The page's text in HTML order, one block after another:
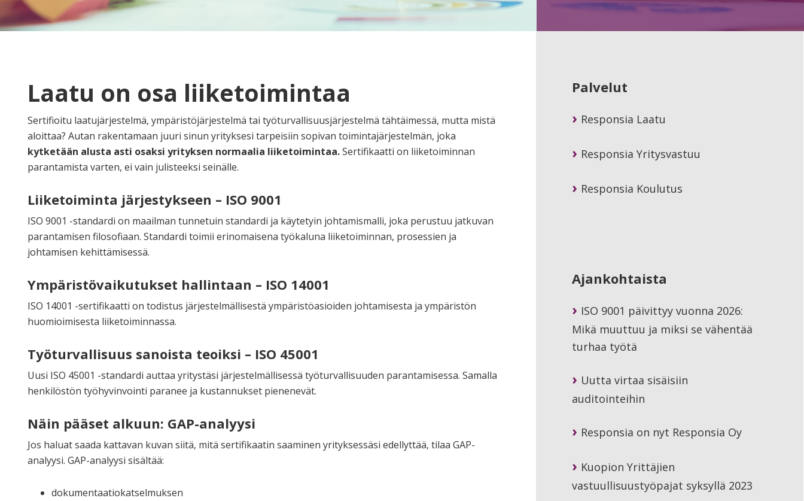
Laatu on osa liiketoimintaa
Sertifioitu laatujärjestelmä, ympäristöjärjestelmä tai työturvallisuusjärjestelmä tähtäimessä, mutta mistä
aloittaa? Autan rakentamaan juuri sinun yrityksesi tarpeisiin sopivan toimintajärjestelmän, joka
kytketään alusta asti osaksi yrityksen normaalia liiketoimintaa.Sertifikaatti on liiketoiminnan
parantamista varten, ei vain julisteeksi seinälle.
Liiketoiminta järjestykseen – ISO 9001
ISO 9001 -standardi on maailman tunnetuin standardi ja käytetyin johtamismalli, joka perustuu jatkuvan
parantamisen filosofiaan. Standardi toimii erinomaisena työkaluna liiketoiminnan, prosessien ja
johtamisen kehittämisessä.
Ympäristövaikutukset hallintaan – ISO 14001
ISO 14001 -sertifikaatti on todistus järjestelmällisestä ympäristöasioiden johtamisesta ja ympäristön
huomioimisesta liiketoiminnassa.
Työturvallisuus sanoista teoiksi – ISO 45001
Uusi ISO 45001 -standardi auttaa yritystäsi järjestelmällisessä työturvallisuuden parantamisessa. Samalla
henkilöstön työhyvinvointi paranee ja kustannukset pienenevät.
Näin pääset alkuun: GAP-analyysi
Jos haluat saada kattavan kuvan siitä, mitä sertifikaatin saaminen yrityksessäsi edellyttää, tilaa GAP-
analyysi. GAP-analyysi sisältää:
dokumentaatiokatselmuksen
Palvelut
Responsia Laatu
Responsia Yritysvastuu
Responsia Koulutus
Ajankohtaista
ISO 9001 päivittyy vuonna 2026:
Mikä muuttuu ja miksi se vähentää
turhaa työtä
Uutta virtaa sisäisiin
auditointeihin
Responsia on nyt Responsia Oy
Kuopion Yrittäjien
vastuullisuustyöpajat syksyllä 2023